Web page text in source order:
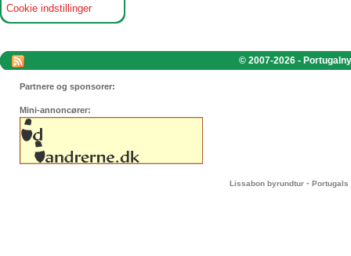
Cookie indstillinger
© 2007-2026 -
Partnere og sponsorer:
Mini-annoncører:
Lissabon byrundtur - Portugals